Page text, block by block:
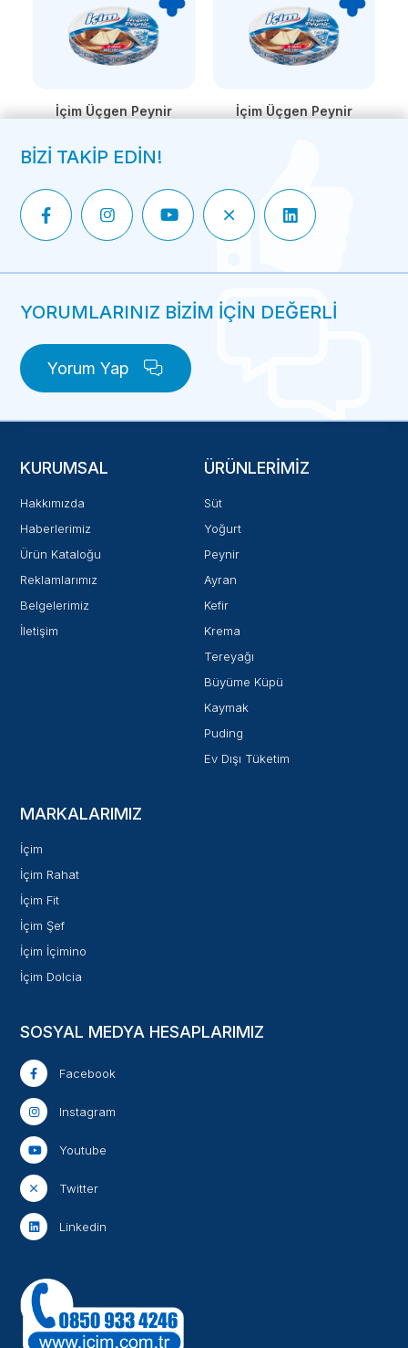
İçim Üçgen Peynir İçim Üçgen Peynir
BİZİ TAKİP EDİN!
YORUMLARINIZ BİZİM İÇİN DEĞERLİ
Yorum Yap
KURUMSAL
Hakkımızda
Haberlerimiz
Ürün Kataloğu
Reklamlarımız
Belgelerimiz
İletişim
ÜRÜNLERIMIZ
Süt
Yoğurt
Peynir
Ayran
Kefir
Krema
Tereyağı
Büyüme Küpü
Kaymak
Puding
Ev Dışı Tüketim
MARKALARIMIZ
İçim
İçim Rahat
İçim Fit
İçim Şef
İçim İçimino
İçim Dolcia
SOSYAL MEDYA HESAPLARIMIZ
Facebook
Instagram
Youtube
Twitter
Linkedin